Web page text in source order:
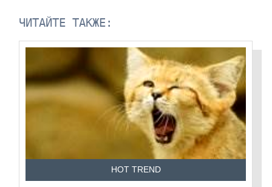
ЧИТАЙТЕ ТАКЖЕ:
HOT TREND